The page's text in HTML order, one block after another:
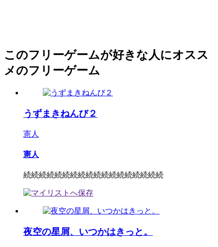
このフリーゲームが好きな人にオスス
メのフリーゲーム
うずまきねんび２
憲人
憲人
続続続続続続続続続続続続続続続続続続
夜空の星屑、いつかはきっと。